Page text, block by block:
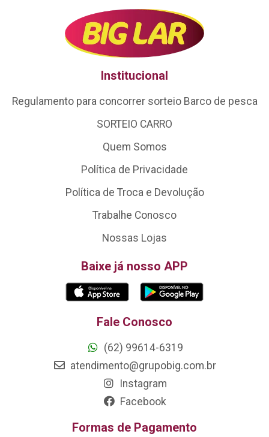
Institucional
Regulamento para concorrer sorteio Barco de pesca
SORTEIO CARRO
Quem Somos
Política de Privacidade
Política de Troca e Devolução
Trabalhe Conosco
Nossas Lojas
Baixe já nosso APP
Fale Conosco
(62) 99614-6319
atendimento@grupobig.com.br
Instagram
Facebook
Formas de Pagamento